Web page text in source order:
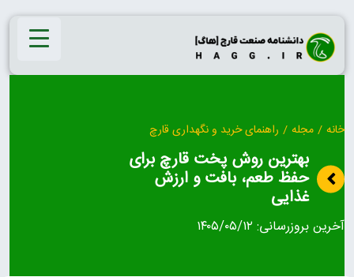
Skip
content
خانه / مجله / راهنمای خرید و نگهداری قارچ
بهترین روش پخت قارچ برای
حفظ طعم، بافت و ارزش
غذایی
آخرین بروزرسانی: ۱۴۰۵/۰۵/۱۲